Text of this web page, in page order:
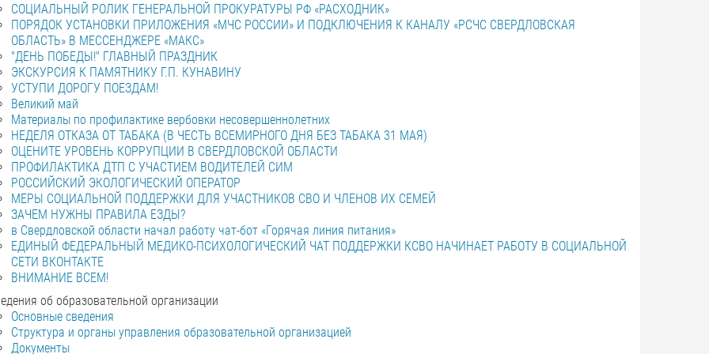
СОЦИАЛЬНЫЙ РОЛИК ГЕНЕРАЛЬНОЙ ПРОКУРАТУРЫ РФ «РАСХОДНИК»
ПОРЯДОК УСТАНОВКИ ПРИЛОЖЕНИЯ «МЧС РОССИИ» И ПОДКЛЮЧЕНИЯ К КАНАЛУ «РСЧС СВЕРДЛОВСКАЯ
ОБЛАСТЬ» В МЕССЕНДЖЕРЕ «МАКС»
"ДЕНЬ ПОБЕДЫ!" ГЛАВНЫЙ ПРАЗДНИК
ЭКСКУРСИЯ К ПАМЯТНИКУ Г.П. КУНАВИНУ
УСТУПИ ДОРОГУ ПОЕЗДАМ!
Великий май
Материалы по профилактике вербовки несовершеннолетних
НЕДЕЛЯ ОТКАЗА ОТ ТАБАКА (В ЧЕСТЬ ВСЕМИРНОГО ДНЯ БЕЗ ТАБАКА 31 МАЯ)
ОЦЕНИТЕ УРОВЕНЬ КОРРУПЦИИ В СВЕРДЛОВСКОЙ ОБЛАСТИ
ПРОФИЛАКТИКА ДТП С УЧАСТИЕМ ВОДИТЕЛЕЙ СИМ
РОССИЙСКИЙ ЭКОЛОГИЧЕСКИЙ ОПЕРАТОР
МЕРЫ СОЦИАЛЬНОЙ ПОДДЕРЖКИ ДЛЯ УЧАСТНИКОВ СВО И ЧЛЕНОВ ИХ СЕМЕЙ
ЗАЧЕМ НУЖНЫ ПРАВИЛА ЕЗДЫ?
в Свердловской области начал работу чат-бот «Горячая линия питания»
ЕДИНЫЙ ФЕДЕРАЛЬНЫЙ МЕДИКО-ПСИХОЛОГИЧЕСКИЙ ЧАТ ПОДДЕРЖКИ КСВО НАЧИНАЕТ РАБОТУ В СОЦИАЛЬНОЙ
СЕТИ ВКОНТАКТЕ
ВНИМАНИЕ ВСЕМ!
об образовательной организации
Основные сведения
Структура и органы управления образовательной организацией
Документы